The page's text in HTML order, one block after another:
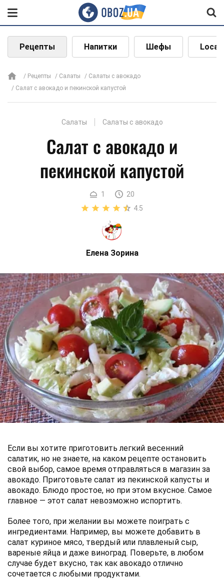
Рецепты Напитки Шефы Local
Рецепты Салаты
Салаты с авокадо
Салат с авокадо и пекинской капустой
Салаты Салаты с авокадо
Салат с авокадо и
пекинской капустой
1
20
4.5
Елена Зорина
Если вы хотите приготовить легкий весенний
салатик, но не знаете, на каком рецепте остановить
свой выбор, самое время отправляться в магазин за
авокадо. Приготовьте салат из пекинской капусты и
авокадо. Блюдо простое, но при этом вкусное. Самое
главное — этот салат невозможно испортить.
Более того, при желании вы можете поиграть с
ингредиентами. Например, вы можете добавить в
салат куриное мясо, твердый или плавленый сыр,
вареные яйца и даже виноград. Поверьте, в любом
случае будет вкусно, так как авокадо отлично
сочетается с любыми продуктами.